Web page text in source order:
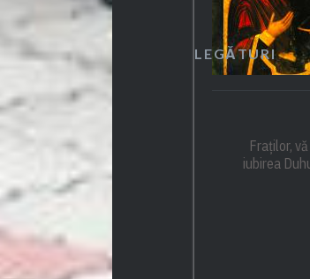
Fraților,
iubirea
LEGĂTURI